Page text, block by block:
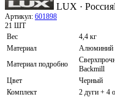
LUX · Россия
Артикул: 601898
21 ШТ
Вес
4,4 кг
Материал
Алюминий
Материал подробно
Backmill
Цвет
Черный
Комплект
2 дуги + 4